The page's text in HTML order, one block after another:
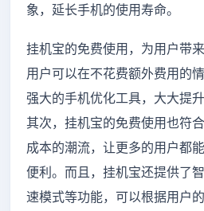
象，延长手机的使用寿命。
挂机宝的免费使用，为用户带
用户可以在不花费额外费用的
强大的手机优化工具，大大提
其次，挂机宝的免费使用也符
成本的潮流，让更多的用户都
便利。而且，挂机宝还提供了
速模式等功能，可以根据用户